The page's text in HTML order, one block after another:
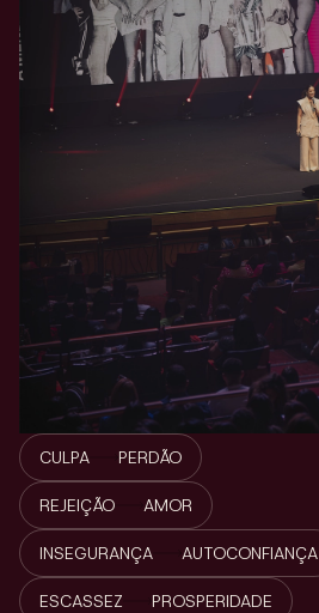
CULPA PERDÃO
REJEIÇÃO AMOR
INSEGURANÇA AUTOCONFIANÇA
ESCASSEZ PROSPERIDADE